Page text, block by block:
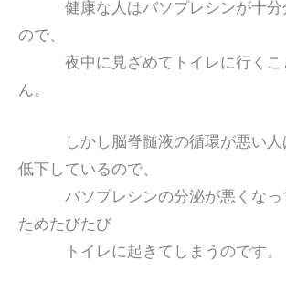
健康な人はバソプレシンが十分
ので、
夜中に見ざめてトイレに行くこ
ん。
しかし脳脊髄液の循環が悪い人
低下しているので、
バソプレシンの分泌が悪くなっ
ためたびたび
トイレに起きてしまうのです。